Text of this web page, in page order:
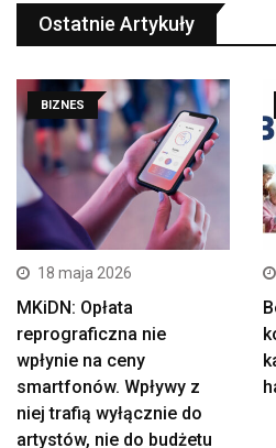
Ostatnie Artykuły
BIZNES
18 maja 2026
MKiDN: Opłata
reprograficzna nie
wpłynie na ceny
smartfonów. Wpływy z
niej trafią wyłącznie do
artystów, nie do budżetu